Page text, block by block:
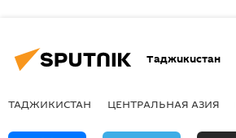
Таджикистан
ТАДЖИКИСТАН ЦЕНТРАЛЬНАЯ АЗИЯ